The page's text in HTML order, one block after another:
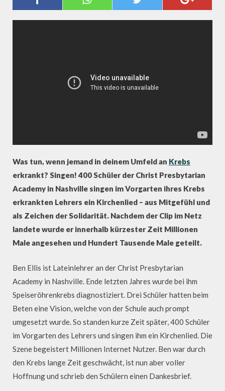
Was tun, wenn jemand in deinem Umfeld an Krebs
erkrankt? Singen! 400 Schüler der Christ Presbytarian
Academy in Nashville singen im Vorgarten ihres Krebs
erkrankten Lehrers ein Kirchenlied – aus Mitgefühl und
als Zeichen der Solidarität. Nachdem der Clip im Netz
landete wurde er innerhalb kürzester Zeit Millionen
Male angesehen und Hundert Tausende Male geteilt.
Ben Ellis ist Lateinlehrer an der Christ Presbytarian
Academy in Nashville. Ende letzten Jahres wurde bei ihm
Speiseröhrenkrebs diagnostiziert. Drei Schüler hatten beim
Beten eine Vision, welche von der Schule auch prompt
umgesetzt wurde. So standen kurze Zeit später, 400 Schüler
im Vorgarten des Lehrers und singen ihm ein Kirchenlied. Die
Szene begeistert Millionen Internet Nutzer. Ben war durch
den Krebs lange Zeit geschwächt, ist nun aber voller
Hoffnung und schrieb den Schülern einen Dankesbrief.